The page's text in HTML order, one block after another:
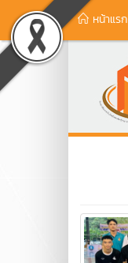
หน้าแรก